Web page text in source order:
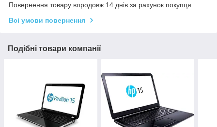
Повернення товару впродовж 14 днів за рахунок покупця
Всі умови повернення
Подібні товари компанії